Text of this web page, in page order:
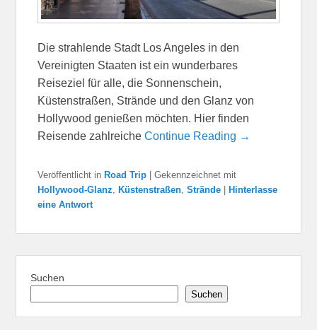
Die strahlende Stadt Los Angeles in den
Vereinigten Staaten ist ein wunderbares
Reiseziel für alle, die Sonnenschein,
Küstenstraßen, Strände und den Glanz von
Hollywood genießen möchten. Hier finden
Reisende zahlreicheContinue Reading →
Veröffentlicht in Road Trip |Gekennzeichnet mit
Hollywood-Glanz, Küstenstraßen,Strände
Hinterlasse
eine Antwort
Suchen
Suchen